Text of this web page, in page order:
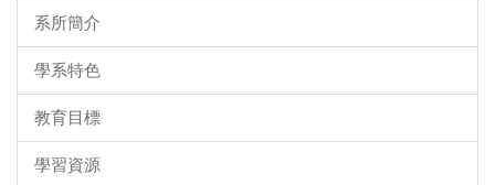
系所簡介
學系特色
教育目標
學習資源